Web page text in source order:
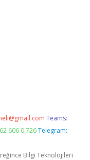
Teams:
606 0 726 Telegram:
Bilgi Teknolojileri